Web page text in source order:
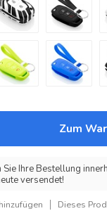
Zum
Sie Ihre Bestellung
versendet!
Dieses